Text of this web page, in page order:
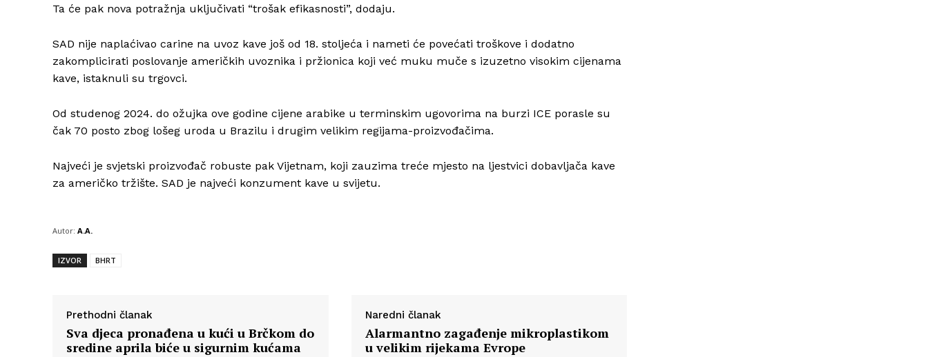
Ta će pak nova potražnja uključivati “trošak efikasnosti”, dodaju.
SAD nije naplaćivao carine na uvoz kave još od 18. stoljeća i nameti će povećati troškove i dodatno
zakomplicirati poslovanje američkih uvoznika i pržionica koji već muku muče s izuzetno visokim cijenama
kave, istaknuli su trgovci.
Od studenog 2024. do ožujka ove godine cijene arabike u terminskim ugovorima na burzi ICE porasle su
čak 70 posto zbog lošeg uroda u Brazilu i drugim velikim regijama-proizvođačima.
Najveći je svjetski proizvođač robuste pak Vijetnam, koji zauzima treće mjesto na ljestvici dobavljača kave
za američko tržište. SAD je najveći konzument kave u svijetu.
Autor: A.A.
IZVOR BHRT
Prethodni članak
Sva djeca pronađena u kući u Brčkom do
sredine aprila biće u sigurnim kućama
Naredni članak
Alarmantno zagađenje mikroplastikom
u velikim rijekama Evrope